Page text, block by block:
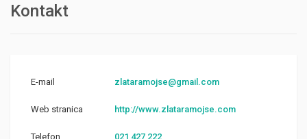
Kontakt
E-mail zlataramojse@gmail.com
Web stranica http://www.zlataramojse.com
Telefon 021 427 222